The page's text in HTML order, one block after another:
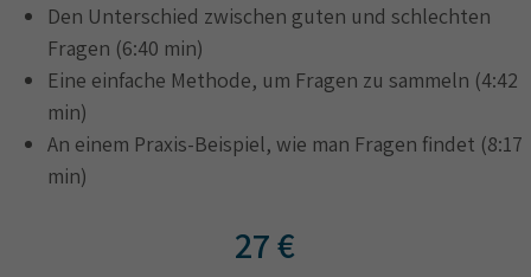
Den Unterschied zwischen guten und schlechten
Fragen (6:40 min)
Eine einfache Methode, um Fragen zu sammeln (4:42
min)
An einem Praxis-Beispiel, wie man Fragen findet (8:17
min)
27 €